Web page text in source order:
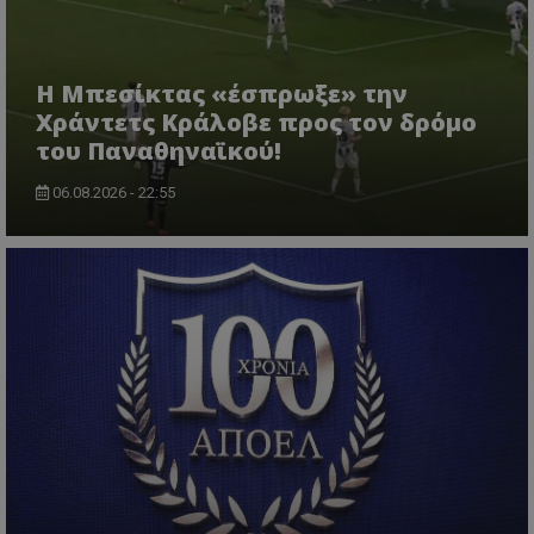
Η Μπεσίκτας «έσπρωξε» την
Χράντετς Κράλοβε προς τον δρόμο
του Παναθηναϊκού!
06.08.2026 - 22:55